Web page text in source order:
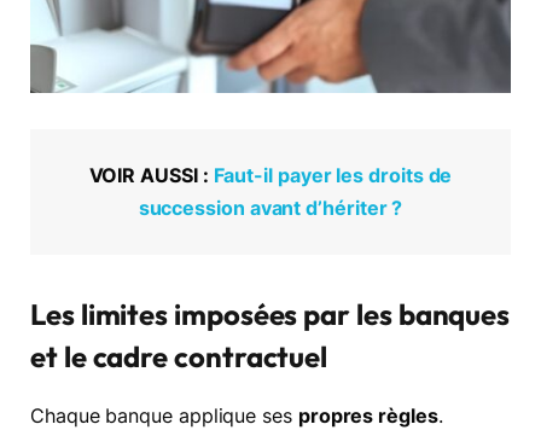
VOIR AUSSI : Faut-il payer les droits de
succession avant d’hériter ?
Les limites imposées par les banques
et le cadre contractuel
Chaque banque applique ses propres règles.